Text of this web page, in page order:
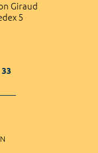
Giraud
5
33